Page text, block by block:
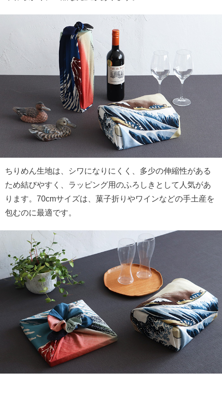
ちりめん生地は、シワになりにくく、多少の伸縮性がある
ため結びやすく、ラッピング用のふろしきとして人気があ
ります。70cmサイズは、菓子折りやワインなどの手土産を
包むのに最適です。